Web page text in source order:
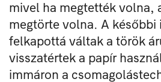
mivel ha megtették volna,
megtörte volna. A későbbi
felkapottá váltak a török
visszatértek a papír
immáron a